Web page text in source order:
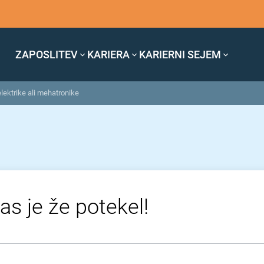
ZAPOSLITEV KARIERA KARIERNI SEJEM
ali mehatronike
je že potekel!